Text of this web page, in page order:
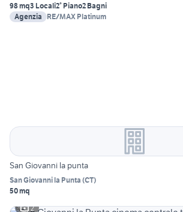
98 mq3 Locali2° Piano2 Bagni
Agenzia
RE/MAX Platinum
San Giovanni la punta
San Giovanni la Punta (CT)
50 mq
2